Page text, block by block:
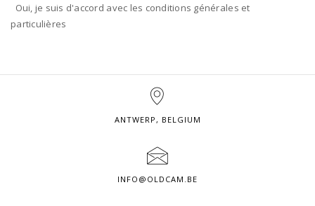
Oui, je suis d'accord avec les conditions générales et
particulières
ANTWERP, BELGIUM
INFO@OLDCAM.BE